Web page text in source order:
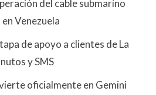
del cable submarino
Venezuela
de apoyo a clientes de La
y SMS
oficialmente en Gemini